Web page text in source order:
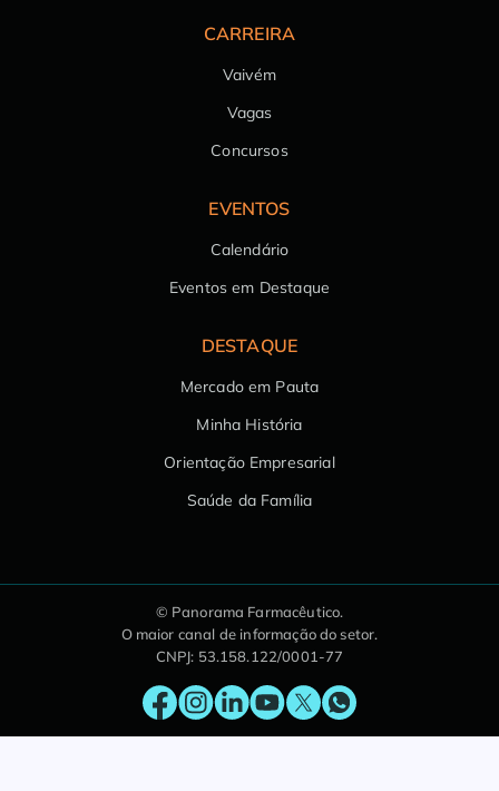
CARREIRA
Vaivém
Vagas
Concursos
EVENTOS
Calendário
Eventos em Destaque
DESTAQUE
Mercado em Pauta
Minha História
Orientação Empresarial
Saúde da Família
© Panorama Farmacêutico.
O maior canal de informação do setor.
CNPJ: 53.158.122/0001-77